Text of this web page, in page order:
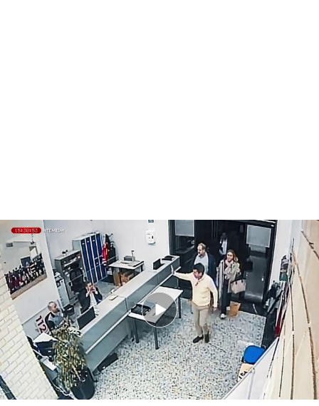
La fotografía de Mazón entrando al Cecopi es ''técninamente falsa'': "Los
metadatos están borrados a propósito"
PUEDE INTERESARTE
Echenique, contundente con el Gobierno de
Madrid tras querellarse contra Reyes Maroto:
''Deberían tener responsabilidades penales''
La petición de Podem a la jueza